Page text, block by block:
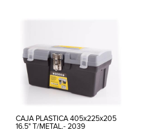
CAJA PLASTICA 405x225x205
16.5" T/METAL.- 2039